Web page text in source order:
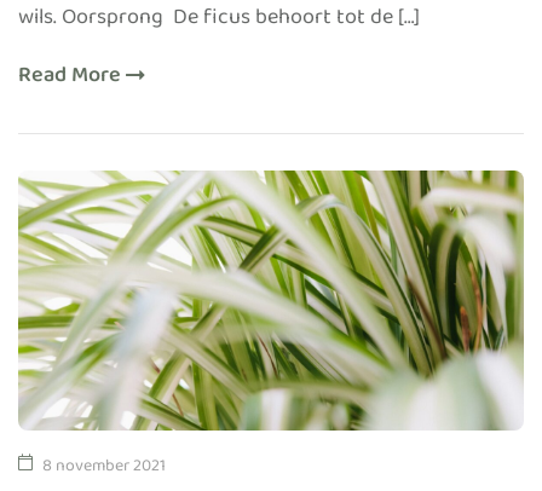
wils. Oorsprong De ficus behoort tot de […]
Read More
8 november 2021